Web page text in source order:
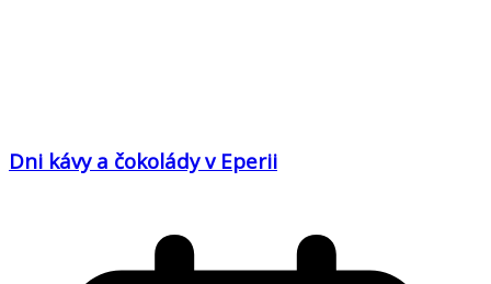
Dni kávy a čokolády v Eperii